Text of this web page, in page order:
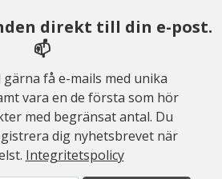
direkt till din e-post.
📫
gärna få e-mails med unika
vara en de första som hör
med begränsat antal. Du
dig nyhetsbrevet när
Integritetspolicy